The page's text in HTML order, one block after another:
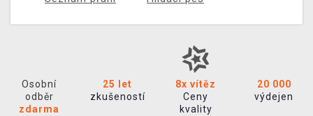
Osobní
odběr
zdarma
25 let
zkušeností
8x vítěz
Ceny
kvality
20 000
výdejen